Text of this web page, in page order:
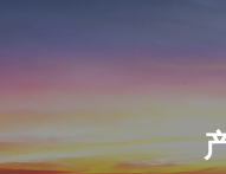
物联网
电机套装
伙伴
动态
下载
文化
资源